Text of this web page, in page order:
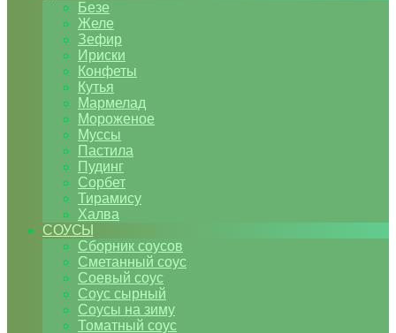
Безе
Желе
Зефир
Ириски
Конфеты
Кутья
Мармелад
Мороженое
Муссы
Пастила
Пудинг
Сорбет
Тирамису
Халва
СОУСЫ
Сборник соусов
Сметанный соус
Соевый соус
Соус сырный
Соусы на зиму
Томатный соус